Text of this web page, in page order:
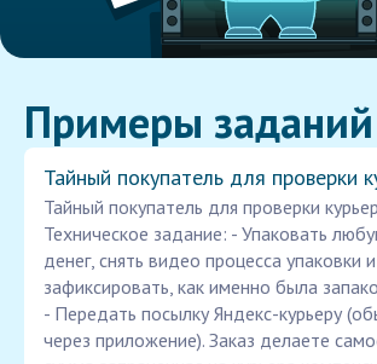
Примеры заданий
Тайный покупатель для проверки
Тайный покупатель для проверки
Техническое задание: - Упаковать
денег, снять видео процесса упаковки и
зафиксировать, как именно была
- Передать посылку Яндекс-курьеру
через приложение). Заказ делаете